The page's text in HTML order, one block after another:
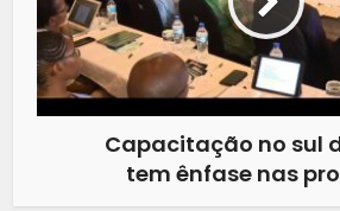
Capacitação no sul
tem ênfase nas